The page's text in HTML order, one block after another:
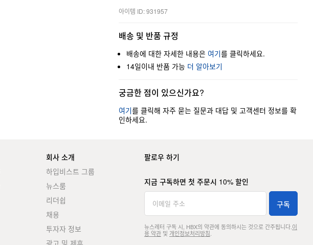
아이템 ID: 931957
배송 및 반품 규정
배송에 대한 자세한 내용은 여기를 클릭하세요.
14일이내 반품 가능 더 알아보기
궁금한 점이 있으신가요?
여기를 클릭해 자주 묻는 질문과 대답 및 고객센터 정보를 확
인하세요.
회사 소개
하입비스트 그룹
뉴스룸
리더쉽
채용
투자자 정보
광고 및 제휴
팔로우 하기
지금 구독하면 첫 주문시 10% 할인
구독
뉴스레터 구독 시, HBX의 약관에 동의하시는 것으로 간주됩니다. 이
용 약관및 개인정보처리방침